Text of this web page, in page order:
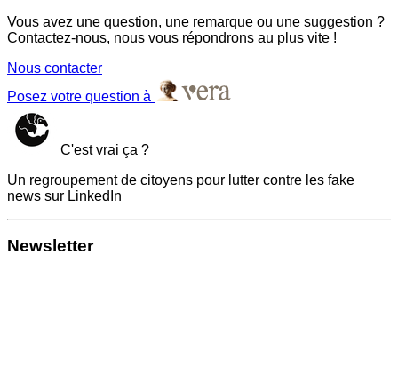
Vous avez une question, une remarque ou une suggestion ?
Contactez-nous, nous vous répondrons au plus vite !
Nous contacter
Posez votre question à
C'est vrai ça ?
Un regroupement de citoyens pour lutter contre les fake
news sur LinkedIn
Newsletter